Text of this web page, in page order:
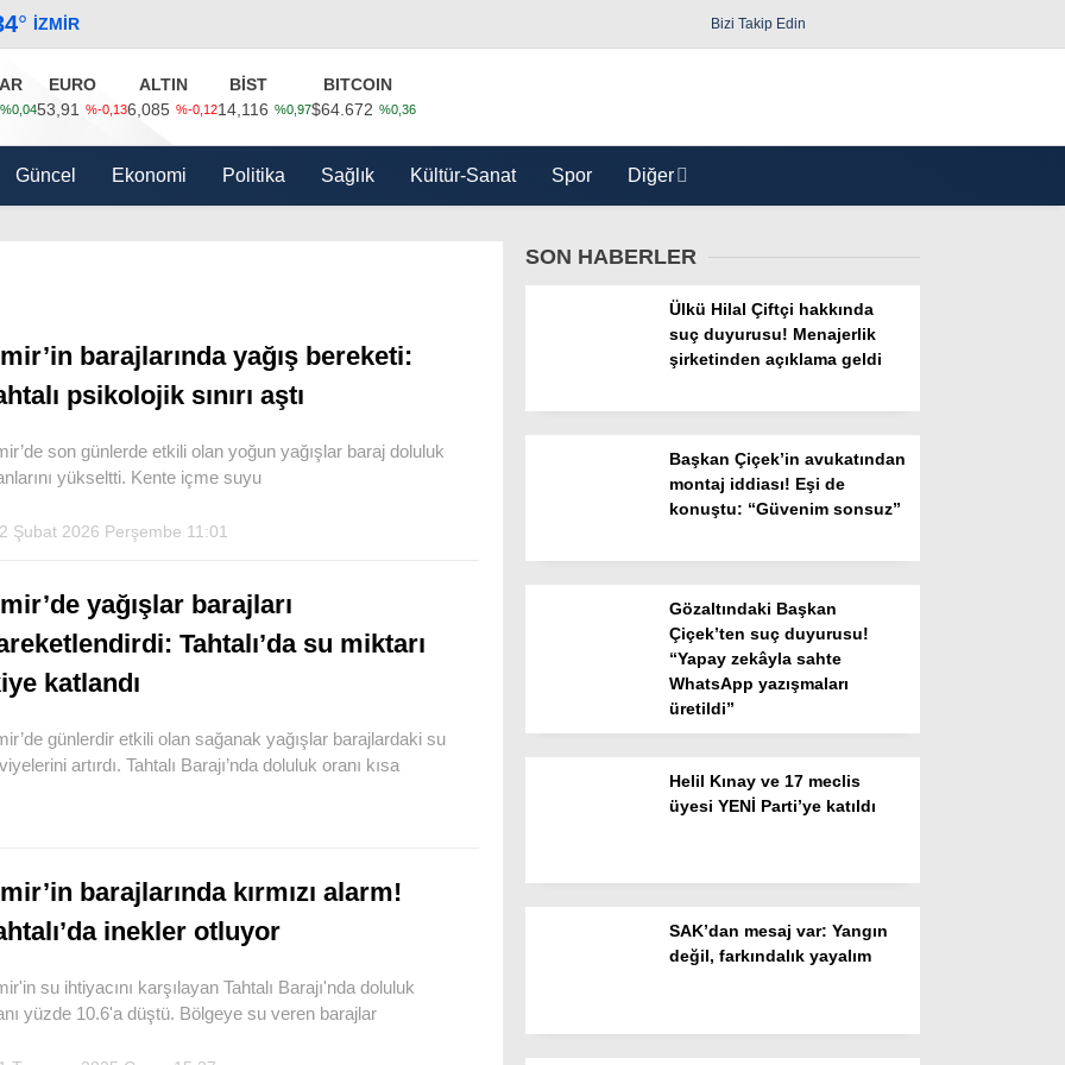
Yerel Yönetimler
Dünya
Sağlık
WhatsApp İhbar Hattı
° İZMIR Bizi Takip Edin
%0,04
EURO
53,91
%-0,13
ALTIN
6,085 %-0,12
BİST
14,116 %0,97
BITCOIN
$64.672 %0,36
Güncel Ekonomi Politika Sağlık Kültür-Sanat Spor Diğer
barajlarında yağış bereketi:
psikolojik sınırı aştı
son günlerde etkili olan yoğun yağışlar baraj doluluk
yükseltti. Kente içme suyu
Şubat 2026 Perşembe 11:01
yağışlar barajları
Tahtalı’da su miktarı
katlandı
günlerdir etkili olan sağanak yağışlar barajlardaki su
artırdı. Tahtalı Barajı’nda doluluk oranı kısa
barajlarında kırmızı alarm!
inekler otluyor
su ihtiyacını karşılayan Tahtalı Barajı'nda doluluk
yüzde 10.6'a düştü. Bölgeye su veren barajlar
SON HABERLER
Ülkü Hilal Çiftçi hakkında
suç duyurusu! Menajerlik
şirketinden açıklama geldi
Başkan Çiçek’in avukatından
montaj iddiası! Eşi de
konuştu: “Güvenim sonsuz”
Gözaltındaki Başkan
Çiçek’ten suç duyurusu!
“Yapay zekâyla sahte
WhatsApp yazışmaları
üretildi”
Helil Kınay ve 17 meclis
üyesi YENİ Parti’ye katıldı
SAK’dan mesaj var: Yangın
değil, farkındalık yayalım